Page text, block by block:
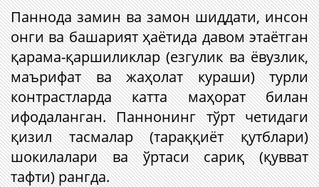
Паннода замин ва замон шиддати, инсон
онги ва башарият ҳаётида давом этаётган
қарама-қаршиликлар (езгулик ва ёвузлик,
маърифат ва жаҳолат кураши) турли
контрастларда катта маҳорат билан
ифодаланган. Паннонинг тўрт четидаги
қизил тасмалар (тараққиёт қутблари)
шокилалари ва ўртаси сариқ (қувват
тафти) рангда.